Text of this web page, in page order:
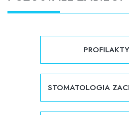
STOMATOLOGIA